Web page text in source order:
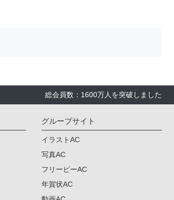
総会員数：1600万人を突破しました
グループサイト
イラストAC
写真AC
フリービーAC
年賀状AC